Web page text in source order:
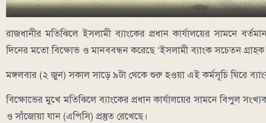
রাজধানীর মতিঝিলে ইসলামী ব্যাংকের প্রধান কার্যালয়ের সামনে
দিনের মতো বিক্ষোভ ও মানববন্ধন করেছে ‘ইসলামী ব্যাংক সচেতন গ্রাহক
মঙ্গলবার (২ জুন) সকাল সাড়ে ৯টা থেকে শুরু হওয়া এই কর্মসূচি ঘিরে
বিক্ষোভের মুখে মতিঝিলে ব্যাংকের প্রধান কার্যালয়ের সামনে বিপুল
ও সাঁজোয়া যান (এপিসি) প্রস্তুত রেখেছে।